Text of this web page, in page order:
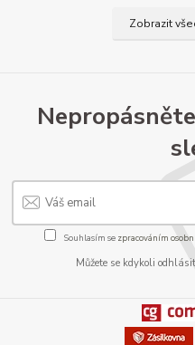
Zobrazit
Souhlasím se zpracováním
Můžete se kdykoli